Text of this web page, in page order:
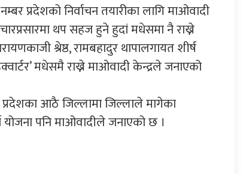
प्रदेशको निर्वाचन तयारीका लागि माओवादी
थप सहज हुने हुदां मधेसमा नै राख्ने
श्रेष्ठ, रामबहादुर थापालगायत शीर्ष
मधेसमै राख्ने माओवादी केन्द्रले जनाएको
प्रदेशका आठै जिल्लामा जिल्लाले मागेका
पनि माओवादीले जनाएको छ ।